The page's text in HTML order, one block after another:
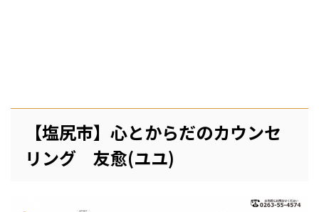
【塩尻市】心とからだのカウンセ
リング 友愈(ユユ)